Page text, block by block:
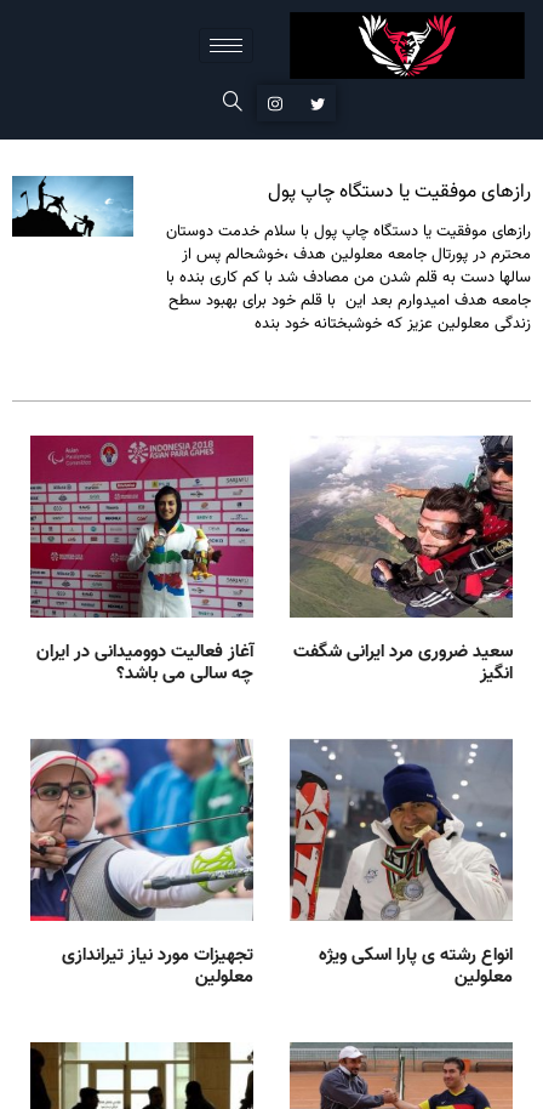
رازهای موفقیت یا دستگاه چاپ پول
رازهای موفقیت یا دستگاه چاپ پول با سلام خدمت دوستان
محترم در پورتال جامعه معلولین هدف ،خوشحالم پس از
سالها دست به قلم شدن من مصادف شد با کم کاری بنده با
جامعه هدف امیدوارم بعد این با قلم خود برای بهبود سطح
زندگی معلولین عزیز که خوشبختانه خود بنده
آغاز فعالیت دوومیدانی در ایران
چه سالی می باشد؟
سعید ضروری مرد ایرانی شگفت
انگیز
تجهیزات مورد نیاز تیراندازی
معلولین
انواع رشته ی پارا اسکی ویژه
معلولین